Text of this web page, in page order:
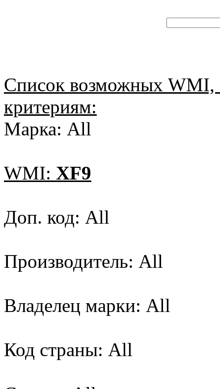
Список возможных
критериям:
Марка: All
WMI: XF9
Доп. код: All
Производитель: All
Владелец марки: All
Код страны: All